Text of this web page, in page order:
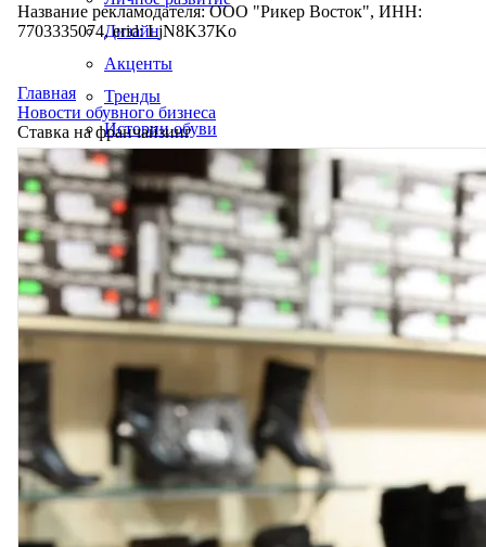
Дизайн
Акценты
Тренды
Истории обуви
Производство
Название рекламодателя: ООО "Рикер Восток", ИНН:
7703335074, erid: LjN8K37Ko
Главная
Новости обувного бизнеса
Ставка на франчайзинг